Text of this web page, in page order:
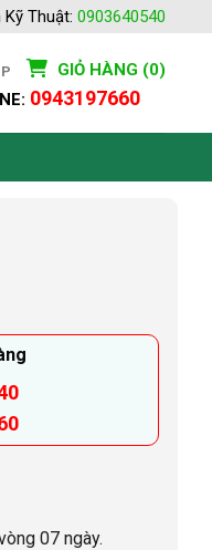
Thuật: 0903640540
GIỎ HÀNG (0)
0943197660
07 ngày.